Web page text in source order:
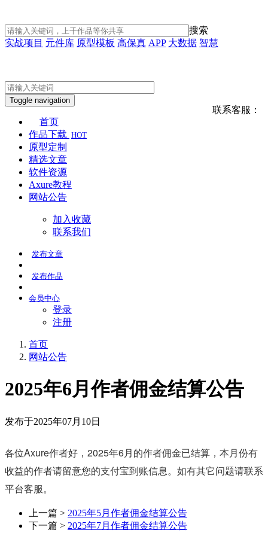
搜索
实战项目 元件库 原型模板 高保真 APP 大数据 智慧
联系客服：
Toggle navigation
首页
作品下载 HOT
原型定制
精选文章
软件资源
Axure教程
网站公告
加入收藏
联系我们
发布文章
发布作品
会员中心
登录
注册
首页
网站公告
2025年6月作者佣金结算公告
发布于2025年07月10日
各位Axure作者好，2025年6月的作者佣金已结算，本月份有
收益的作者请留意您的支付宝到账信息。如有其它问题请联系
平台客服。
上一篇 > 2025年5月作者佣金结算公告
下一篇 > 2025年7月作者佣金结算公告